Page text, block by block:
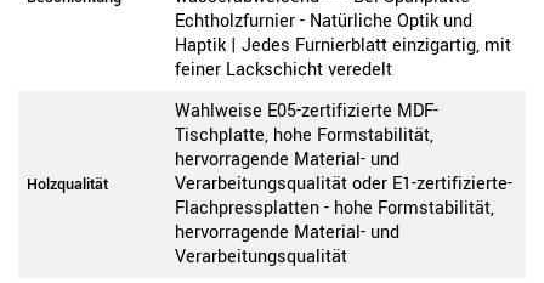
Echtholzfurnier - Natürliche Optik und
Haptik | Jedes Furnierblatt einzigartig, mit
feiner Lackschicht veredelt
Holzqualität
Wahlweise E05-zertifizierte MDF-
Tischplatte, hohe Formstabilität,
hervorragende Material- und
Verarbeitungsqualität oder E1-zertifizierte-
Flachpressplatten - hohe Formstabilität,
hervorragende Material- und
Verarbeitungsqualität